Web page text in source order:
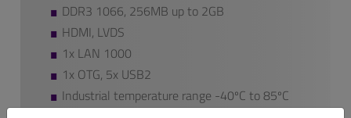
DDR3 1066, 256MB up to 2GB
HDMI, LVDS
1x LAN 1000
1x OTG, 5x USB2
Industrial temperature range -40ºC to 85ºC